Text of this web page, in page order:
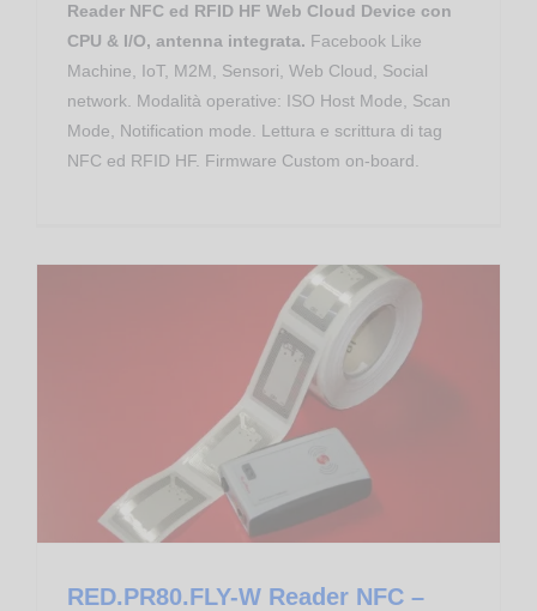
Reader NFC ed RFID HF Web Cloud Device con
CPU & I/O, antenna integrata. Facebook Like
Machine, IoT, M2M, Sensori, Web Cloud, Social
network. Modalità operative: ISO Host Mode, Scan
Mode, Notification mode. Lettura e scrittura di tag
NFC ed RFID HF. Firmware Custom on-board.
RED.PR80.FLY-W Reader NFC –